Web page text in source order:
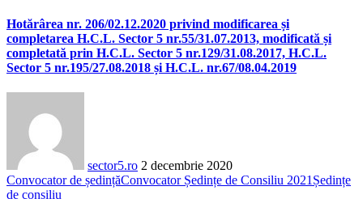
Hotărârea nr. 206/02.12.2020 privind modificarea și
completarea H.C.L. Sector 5 nr.55/31.07.2013, modificată și
completată prin H.C.L. Sector 5 nr.129/31.08.2017, H.C.L.
Sector 5 nr.195/27.08.2018 și H.C.L. nr.67/08.04.2019
sector5.ro 2 decembrie 2020
Convocator de ședințăConvocator Ședințe de Consiliu 2021 Ședințe
de consiliu